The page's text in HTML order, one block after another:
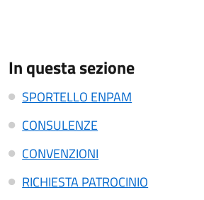
In questa sezione
SPORTELLO ENPAM
CONSULENZE
CONVENZIONI
RICHIESTA PATROCINIO